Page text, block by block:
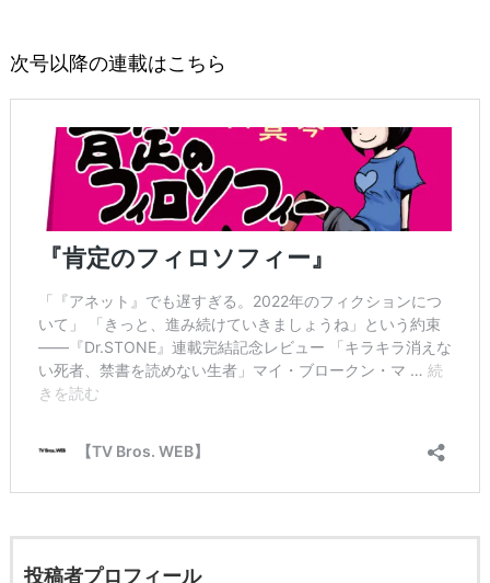
次号以降の連載はこちら
投稿者プロフィール